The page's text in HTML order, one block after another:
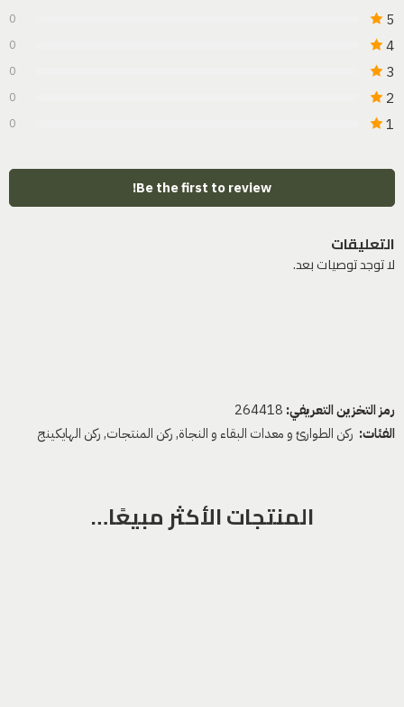
5
0
4
0
3
0
2
0
1
0
Be the first to review!
التعليقات
لا توجد توصيات بعد.
رمز التخزين التعريفي: 264418
الفئات: ركن الطوارئ و معدات البقاء و النجاة,ركن المنتجات,ركن الهايكينج
المنتجات الأكثر مبيعًا…